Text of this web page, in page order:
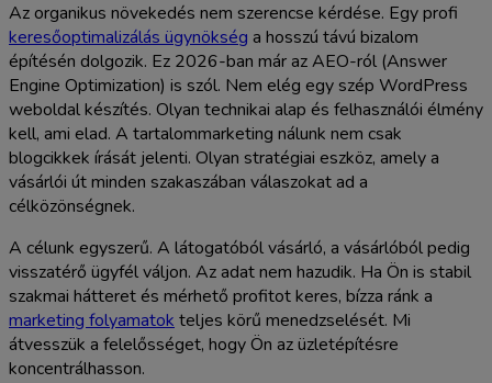
Az organikus növekedés nem szerencse kérdése. Egy profi
keresőoptimalizálás ügynökség a hosszú távú bizalom
építésén dolgozik. Ez 2026-ban már az AEO-ról (Answer
Engine Optimization) is szól. Nem elég egy szép WordPress
weboldal készítés. Olyan technikai alap és felhasználói élmény
kell, ami elad. A tartalommarketing nálunk nem csak
blogcikkek írását jelenti. Olyan stratégiai eszköz, amely a
vásárlói út minden szakaszában válaszokat ad a
célközönségnek.
A célunk egyszerű. A látogatóból vásárló, a vásárlóból pedig
visszatérő ügyfél váljon. Az adat nem hazudik. Ha Ön is stabil
szakmai hátteret és mérhető profitot keres, bízza ránk a
marketing folyamatok teljes körű menedzselését. Mi
átvesszük a felelősséget, hogy Ön az üzletépítésre
koncentrálhasson.